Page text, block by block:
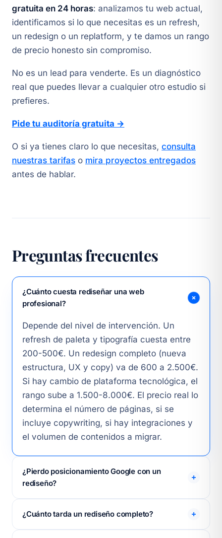
gratuita en 24 horas: analizamos tu web actual,
identificamos si lo que necesitas es un refresh,
un redesign o un replatform, y te damos un rango
de precio honesto sin compromiso.
No es un lead para venderte. Es un diagnóstico
real que puedes llevar a cualquier otro estudio si
prefieres.
Pide tu auditoría gratuita →
O si ya tienes claro lo que necesitas, consulta
nuestras tarifas o mira proyectos entregados
antes de hablar.
Preguntas frecuentes
¿Cuánto cuesta rediseñar una web
profesional?
Depende del nivel de intervención. Un
refresh de paleta y tipografía cuesta entre
200-500€. Un redesign completo (nueva
estructura, UX y copy) va de 600 a 2.500€.
Si hay cambio de plataforma tecnológica, el
rango sube a 1.500-8.000€. El precio real lo
determina el número de páginas, si se
incluye copywriting, si hay integraciones y
el volumen de contenidos a migrar.
¿Pierdo posicionamiento Google con un
rediseño?
Los errores más frecuentes: cambiar URLs
que posicionan sin redirigirlas, eliminar meta
¿Cuánto tarda un rediseño completo?